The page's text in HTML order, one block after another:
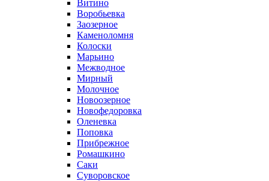
Витино
Воробьевка
Заозерное
Каменоломня
Колоски
Марьино
Межводное
Мирный
Молочное
Новоозерное
Новофедоровка
Оленевка
Поповка
Прибрежное
Ромашкино
Саки
Суворовское